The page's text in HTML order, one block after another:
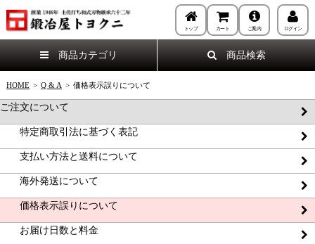
トップ カート ご案内 ログイン
商品カテゴリ 商品検索
HOME > Q & A > 価格表示誤りについて
ご注文について
特定商取引法に基づく表記
支払い方法と送料について
海外発送について
価格表示誤りについて
お届け日数と料金